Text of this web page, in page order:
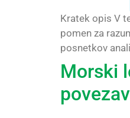
Kratek opis V
pomen za
posnetkov
Morski